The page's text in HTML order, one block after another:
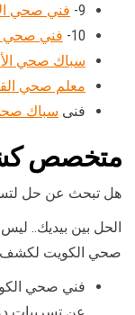
9- فني صحي
10- فني صحي
سباك صحي
معلم صحي
فنى سباك
متخصص
هل تبحث عن حل
الحل بين بيديك..
صحي الكويت لكشف
فني صحي